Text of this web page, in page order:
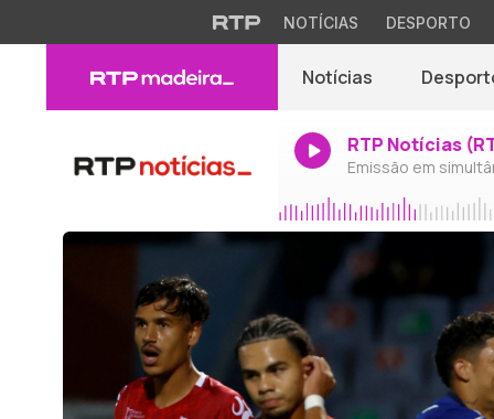
NOTÍCIAS DESPORTO
Notícias
RTP Notícias
Emissão em